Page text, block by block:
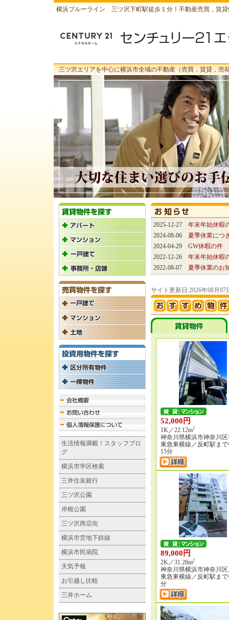
横浜ブルーライン 三ツ沢下町駅徒歩１分！不動産売買，賃
三ツ沢エリアを中心に横浜市全域の不動産（売買，賃貸，
生活情報満載！スタッフブロ
グ
横浜市学区検索
三井住友銀行
三ツ沢公園
岸根公園
三ツ沢商店街
横浜市営地下鉄線
横浜市民病院
天気予報
お引越し比較
三井ホーム
2025-12-27 年末年始休暇
2024-08-06 夏季休業につ
2024-04-29 GW休暇の件
2022-12-26 年末年始休暇
2022-08-07 夏季休業のお
サイト更新日:2026年08月07
52,000円
1K／22.12m2
神奈川県横浜市神奈川
東急東横線／反町駅ま
15分
89,000円
2K／31.28m2
神奈川県横浜市神奈川
東急東横線／反町駅ま
分